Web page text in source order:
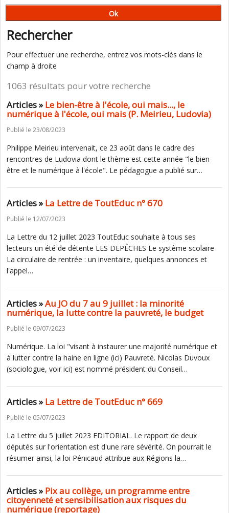
Rechercher
Pour effectuer une recherche, entrez vos mots-clés dans le
champ à droite
1063 résultats pour votre recherche
Articles »Le bien-être à l'école, oui mais..., le
numérique à l'école, oui mais (P. Meirieu, Ludovia)
Publié le 23/08/2023
Philippe Meirieu intervenait, ce 23 août dans le cadre des
rencontres de Ludovia dont le thème est cette année "le bien-
être et le numérique à l'école". Le pédagogue a publié sur…
Articles »La Lettre de ToutEduc n° 670
Publié le 12/07/2023
La Lettre du 12 juillet 2023 ToutEduc souhaite à tous ses
lecteurs un été de détente LES DEPÊCHES Le système scolaire
La circulaire de rentrée : un inventaire, quelques annonces et
l'appel…
Articles »Au JO du 7 au 9 juillet : la minorité
numérique, la lutte contre la pauvreté, le budget
Publié le 09/07/2023
Numérique. La loi "visant à instaurer une majorité numérique et
à lutter contre la haine en ligne (ici) Pauvreté. Nicolas Duvoux
(sociologue, voir ici) est nommé président du Conseil…
Articles »La Lettre de ToutEduc n° 669
Publié le 05/07/2023
La Lettre du 5 juillet 2023 EDITORIAL. Le rapport de deux
députés sur l'orientation est d'une rare sévérité. On pourrait le
résumer ainsi, la loi Pénicaud attribue aux Régions la…
Articles »Pix au collège, un programme entre
citoyenneté et sensibilisation aux risques du
numérique (reportage)